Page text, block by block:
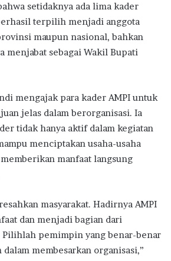
setidaknya ada lima kader
terpilih menjadi anggota
maupun nasional, bahkan
menjabat sebagai Wakil Bupati
mengajak para kader AMPI untuk
jelas dalam berorganisasi. Ia
tidak hanya aktif dalam kegiatan
menciptakan usaha-usaha
manfaat langsung
masyarakat. Hadirnya AMPI
dan menjadi bagian dari
Pilihlah pemimpin yang benar-benar
membesarkan organisasi,”